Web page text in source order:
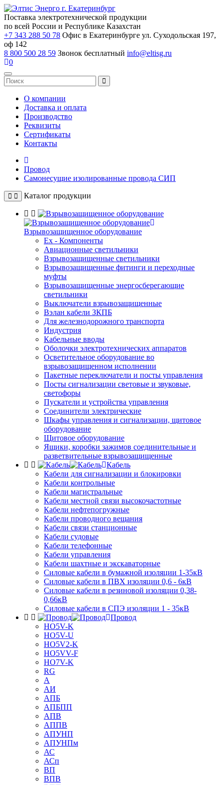
Поставка электротехнической продукции
по всей России и Республике Казахстан
+7 343 288 50 78 Офис в Екатеринбурге ул. Суходольская 197,
оф 142
8 800 500 28 59 Звонок бесплатный info@eltisg.ru
0
О компании
Доставка и оплата
Производство
Реквизиты
Сертификаты
Контакты
Провод
Самонесущие изолированные провода СИП
Каталог продукции
Взрывозащищенное оборудование
Ex - Компоненты
Авиационные светильники
Взрывозащищенные светильники
Взрывозащищенные фитинги и переходные
муфты
Взрывозащищенные энергосберегающие
светильники
Выключатели взрывозащищенные
Вэлан кабели ЗКПБ
Для железнодорожного транспорта
Индустрия
Кабельные вводы
Оболочки электротехнических аппаратов
Осветительное оборудование во
взрывозащищенном исполнении
Пакетные переключатели и посты управления
Посты сигнализации световые и звуковые,
светофоры
Пускатели и устройства управления
Соединители электрические
Шкафы управления и сигнализации, щитовое
оборудование
Щитовое оборудование
Ящики, коробки зажимов соединительные и
разветвительные взрывозащищенные
Кабель
Кабели для сигнализации и блокировки
Кабели контрольные
Кабели магистральные
Кабели местной связи высокочастотные
Кабели нефтепогружные
Кабели проводного вещания
Кабели связи станционные
Кабели судовые
Кабели телефонные
Кабели управления
Кабели шахтные и экскаваторные
Силовые кабели в бумажной изоляции 1-35кВ
Силовые кабели в ПВХ изоляции 0,6 - 6кВ
Силовые кабели в резиновой изоляции 0,38-
0,66кВ
Силовые кабели в СПЭ изоляции 1 - 35кВ
Провод
HO5V-K
HO5V-U
HO5V2-K
HO5VV-F
HO7V-K
RG
А
АИ
АПБ
АПБПП
АПВ
АППВ
АПУНП
АПУНПм
АС
АСп
ВП
ВПВ